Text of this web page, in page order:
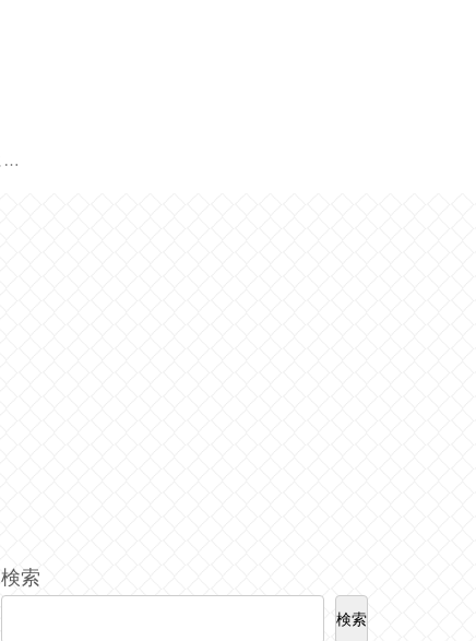
Healing Care 瑞源に戻る
検索
検索